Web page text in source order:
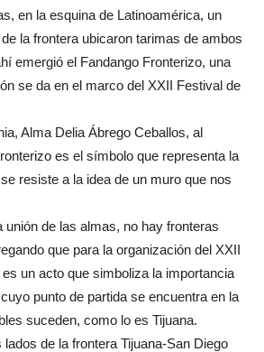
en la esquina de Latinoamérica, un
la frontera ubicaron tarimas de ambos
emergió el Fandango Fronterizo, una
se da en el marco del XXII Festival de
Alma Delia Ábrego Ceballos, al
es el símbolo que representa la
resiste a la idea de un muro que nos
de las almas, no hay fronteras
que para la organización del XXII
un acto que simboliza la importancia
punto de partida se encuentra en la
suceden, como lo es Tijuana.
de la frontera Tijuana-San Diego